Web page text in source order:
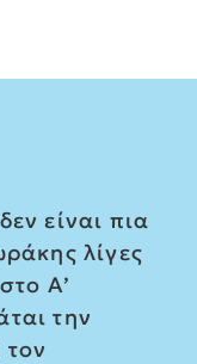
είναι πια
λίγες
Α’
την